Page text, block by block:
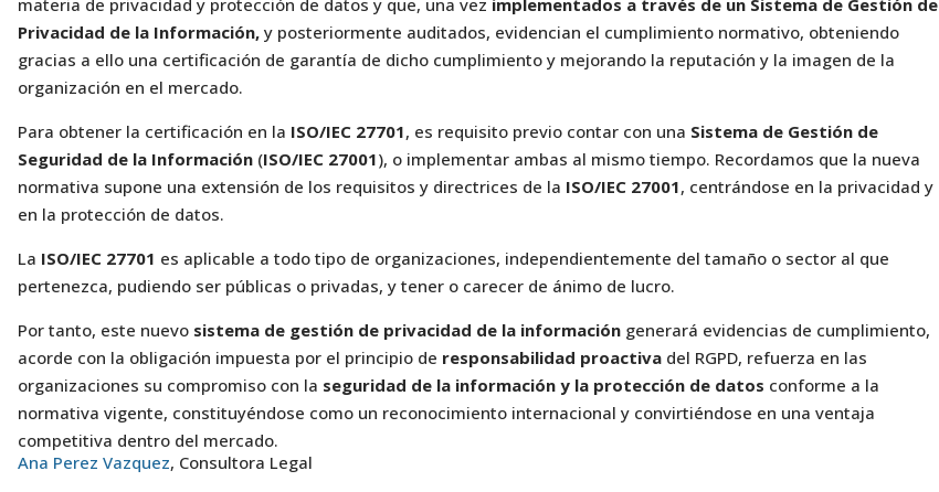
Privacidad de la Información, y posteriormente auditados, evidencian el cumplimiento normativo, obteniendo
gracias a ello una certificación de garantía de dicho cumplimiento y mejorando la reputación y la imagen de la
organización en el mercado.
Para obtener la certificación en la ISO/IEC 27701, es requisito previo contar con una Sistema de Gestión de
Seguridad de la Información (ISO/IEC 27001), o implementar ambas al mismo tiempo. Recordamos que la nueva
normativa supone una extensión de los requisitos y directrices de la ISO/IEC 27001, centrándose en la privacidad y
en la protección de datos.
La ISO/IEC 27701 es aplicable a todo tipo de organizaciones, independientemente del tamaño o sector al que
pertenezca, pudiendo ser públicas o privadas, y tener o carecer de ánimo de lucro.
Por tanto, este nuevo sistema de gestión de privacidad de la información generará evidencias de cumplimiento,
acorde con la obligación impuesta por el principio de responsabilidad proactiva del RGPD, refuerza en las
organizaciones su compromiso con la seguridad de la información y la protección de datos conforme a la
normativa vigente, constituyéndose como un reconocimiento internacional y convirtiéndose en una ventaja
competitiva dentro del mercado.
Ana Perez Vazquez, Consultora Legal